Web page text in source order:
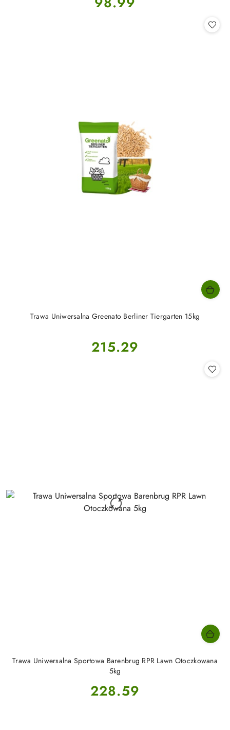
Trawa Uniwersalna Greenato Berliner Tiergarten 15kg
Cena:
215.29
Trawa Uniwersalna Sportowa Barenbrug RPR Lawn Otoczkowana
5kg
Cena:
228.59